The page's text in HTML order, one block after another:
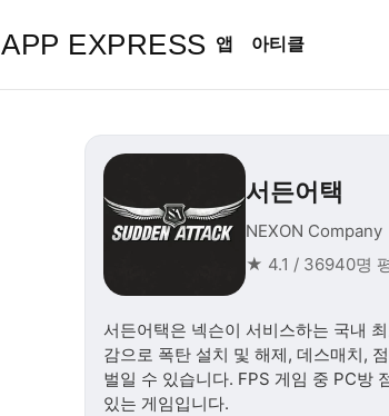
APP EXPRESS 앱 아티클
서든어택
NEXON Company
★ 4.1 / 36940명
서든어택은 넥슨이 서비스하는 국내
감으로 폭탄 설치 및 해제, 데스매치,
벌일 수 있습니다. FPS 게임 중 PC방
있는 게임입니다.